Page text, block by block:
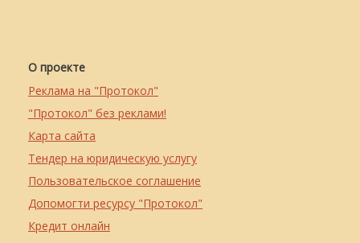
О проекте
Реклама на "Протокол"
"Протокол" без реклами!
Карта сайта
Тендер на юридическую услугу
Пользовательское соглашение
Допомогти ресурсу "Протокол"
Кредит онлайн